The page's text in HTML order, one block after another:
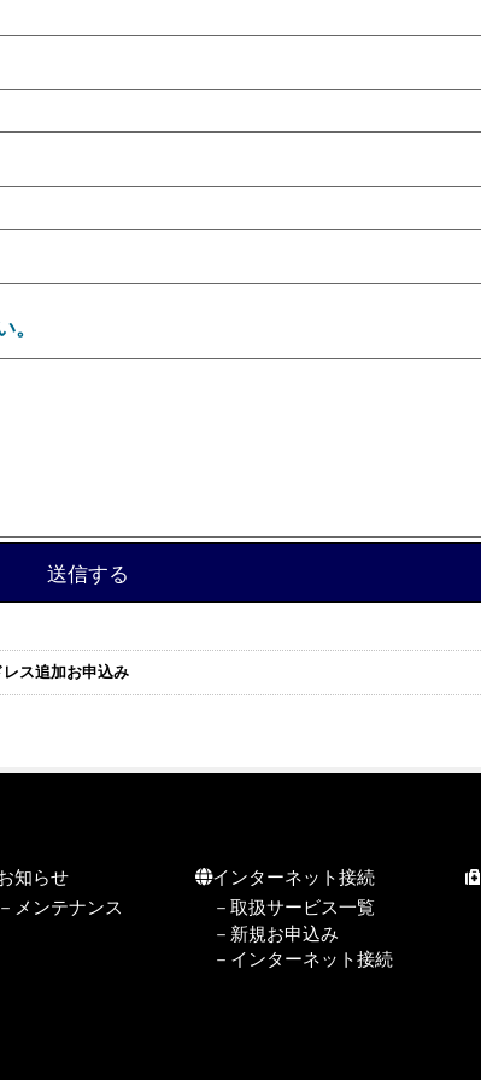
レス追加お申込み
知らせ
メンテナンス
インターネット接続
取扱サービス一覧
新規お申込み
インターネット接続